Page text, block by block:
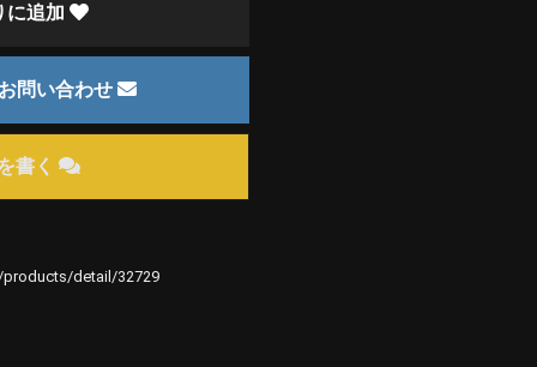
に追加
問い合わせ
書く
detail/32729